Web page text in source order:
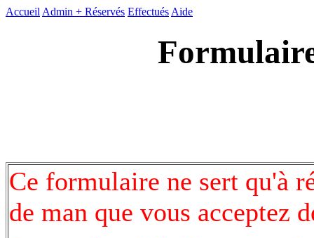
Accueil Admin + Réservés Effectués Aide
Ce formulaire ne sert qu'à
de man que vous acceptez